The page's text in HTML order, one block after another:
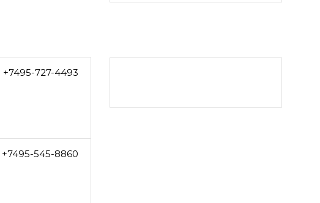
+7495-727-4493
+7495-545-8860